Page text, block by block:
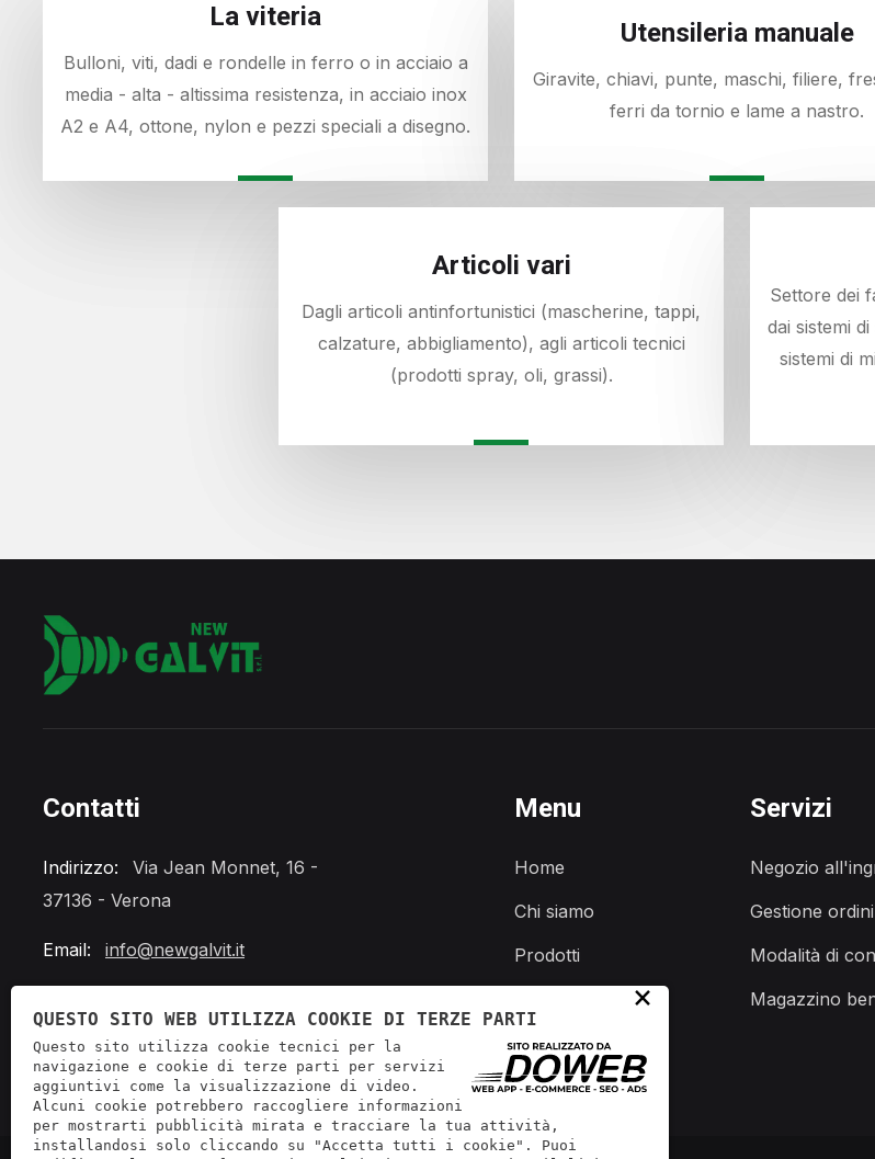
La viteria
Bulloni, viti, dadi e rondelle in ferro o in acciaio a
media - alta - altissima resistenza, in acciaio inox
A2 e A4, ottone, nylon e pezzi speciali a disegno.
Utensileria manuale
Giravite, chiavi, punte, maschi, filiere,
ferri da tornio e lame a nastro.
Articoli vari
Dagli articoli antinfortunistici (mascherine, tappi,
calzature, abbigliamento), agli articoli tecnici
(prodotti spray, oli, grassi).
Settore dei
dai sistemi
sistemi di
Contatti
Indirizzo:
Via Jean Monnet, 16 -
37136 - Verona
Email:
info@newgalvit.it
Menu
Home
Chi siamo
Prodotti
Contatti
Servizi
Negozio
Gestione ordini
Modalità di
Magazzino
×
QUESTO SITO WEB UTILIZZA COOKIE DI TERZE PARTI
Questo sito utilizza cookie tecnici per la
navigazione e cookie di terze parti per servizi
aggiuntivi come la visualizzazione di video.
Alcuni cookie potrebbero raccogliere informazioni
per mostrarti pubblicità mirata e tracciare la tua attività,
installandosi solo cliccando su "Accetta tutti i cookie". Puoi